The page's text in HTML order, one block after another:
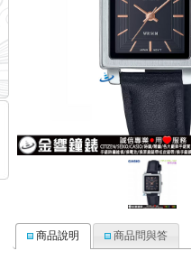
商品說明 商品問與答